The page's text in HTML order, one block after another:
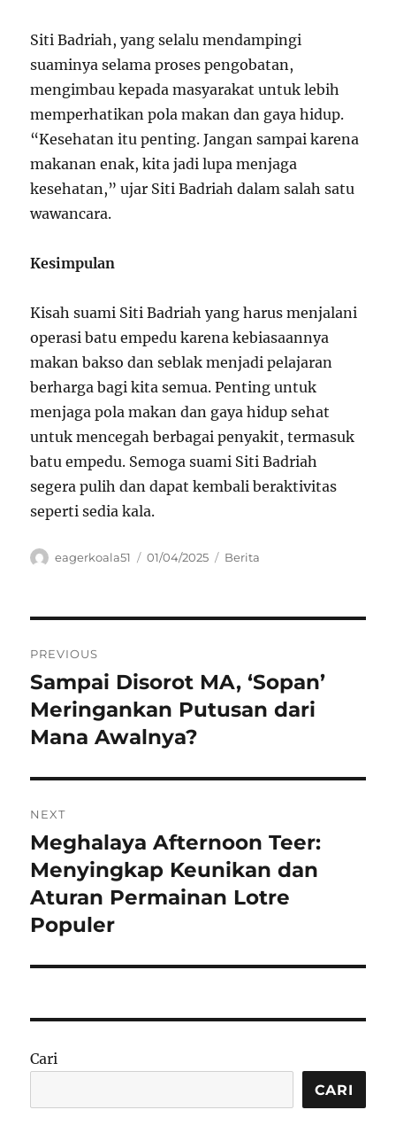
Siti Badriah, yang selalu mendampingi
suaminya selama proses pengobatan,
mengimbau kepada masyarakat untuk lebih
memperhatikan pola makan dan gaya hidup.
“Kesehatan itu penting. Jangan sampai karena
makanan enak, kita jadi lupa menjaga
kesehatan,” ujar Siti Badriah dalam salah satu
wawancara.
Kesimpulan
Kisah suami Siti Badriah yang harus menjalani
operasi batu empedu karena kebiasaannya
makan bakso dan seblak menjadi pelajaran
berharga bagi kita semua. Penting untuk
menjaga pola makan dan gaya hidup sehat
untuk mencegah berbagai penyakit, termasuk
batu empedu. Semoga suami Siti Badriah
segera pulih dan dapat kembali beraktivitas
seperti sedia kala.
Author
eagerkoala51
Posted
01/04/2025 Categories
Berita
pos
PREVIOUS
Previous
post:
Sampai Disorot MA, ‘Sopan’
Meringankan Putusan dari
Mana Awalnya?
NEXT
Next
post:
Meghalaya Afternoon Teer:
Menyingkap Keunikan dan
Aturan Permainan Lotre
Populer
Cari
CARI